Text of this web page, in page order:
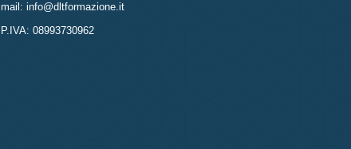
mail: info@dltformazione.it
P.IVA: 08993730962